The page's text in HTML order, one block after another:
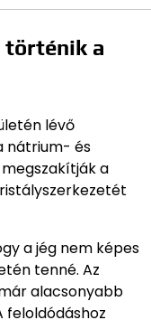
történik a
lévő
nátrium- és
a
a jég nem képes
tenné. Az
alacsonyabb
feloldódáshoz